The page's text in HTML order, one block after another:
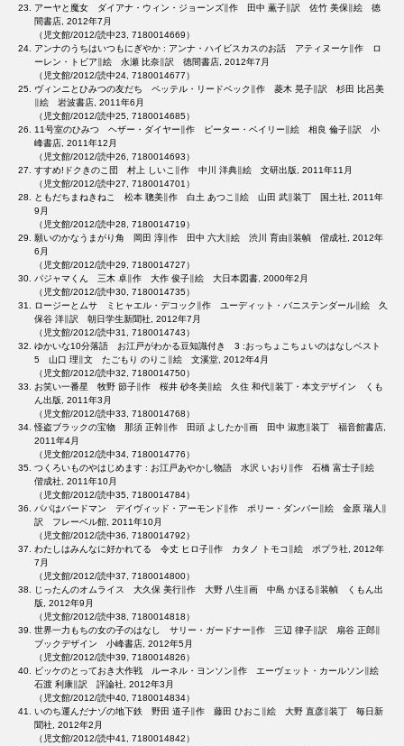
アーヤと魔女 ダイアナ・ウィン・ジョーンズ∥作 田中 薫子∥訳 佐竹 美保∥絵 徳
間書店, 2012年7月
（児文館/2012/読中23, 7180014669）
アンナのうちはいつもにぎやか : アンナ・ハイビスカスのお話 アティヌーケ∥作 ロ
ーレン・トビア∥絵 永瀬 比奈∥訳 徳間書店, 2012年7月
（児文館/2012/読中24, 7180014677）
ヴィンニとひみつの友だち ペッテル・リードベック∥作 菱木 晃子∥訳 杉田 比呂美
∥絵 岩波書店, 2011年6月
（児文館/2012/読中25, 7180014685）
11号室のひみつ ヘザー・ダイヤー∥作 ピーター・ベイリー∥絵 相良 倫子∥訳 小
峰書店, 2011年12月
（児文館/2012/読中26, 7180014693）
すすめ!ドクきのこ団 村上 しいこ∥作 中川 洋典∥絵 文研出版, 2011年11月
（児文館/2012/読中27, 7180014701）
ともだちまねきねこ 松本 聰美∥作 白土 あつこ∥絵 山田 武∥装丁 国土社, 2011年
9月
（児文館/2012/読中28, 7180014719）
願いのかなうまがり角 岡田 淳∥作 田中 六大∥絵 渋川 育由∥装幀 偕成社, 2012年
6月
（児文館/2012/読中29, 7180014727）
パジャマくん 三木 卓∥作 大作 俊子∥絵 大日本図書, 2000年2月
（児文館/2012/読中30, 7180014735）
ロージーとムサ ミヒャエル・デコック∥作 ユーディット・バニステンダール∥絵 久
保谷 洋∥訳 朝日学生新聞社, 2012年7月
（児文館/2012/読中31, 7180014743）
ゆかいな10分落語 お江戸がわかる豆知識付き 3 :おっちょこちょいのはなしベスト
5 山口 理∥文 たごもり のりこ∥絵 文溪堂, 2012年4月
（児文館/2012/読中32, 7180014750）
お笑い一番星 牧野 節子∥作 桜井 砂冬美∥絵 久住 和代∥装丁・本文デザイン くも
ん出版, 2011年3月
（児文館/2012/読中33, 7180014768）
怪盗ブラックの宝物 那須 正幹∥作 田頭 よしたか∥画 田中 淑恵∥装丁 福音館書店,
2011年4月
（児文館/2012/読中34, 7180014776）
つくろいものやはじめます : お江戸あやかし物語 水沢 いおり∥作 石橋 富士子∥絵
偕成社, 2011年10月
（児文館/2012/読中35, 7180014784）
パパはバードマン デイヴィッド・アーモンド∥作 ポリー・ダンバー∥絵 金原 瑞人∥
訳 フレーベル館, 2011年10月
（児文館/2012/読中36, 7180014792）
わたしはみんなに好かれてる 令丈 ヒロ子∥作 カタノ トモコ∥絵 ポプラ社, 2012年
7月
（児文館/2012/読中37, 7180014800）
じったんのオムライス 大久保 美行∥作 大野 八生∥画 中島 かほる∥装幀 くもん出
版, 2012年9月
（児文館/2012/読中38, 7180014818）
世界一力もちの女の子のはなし サリー・ガードナー∥作 三辺 律子∥訳 扇谷 正郎∥
ブックデザイン 小峰書店, 2012年5月
（児文館/2012/読中39, 7180014826）
ビッケのとっておき大作戦 ルーネル・ヨンソン∥作 エーヴェット・カールソン∥絵
石渡 利康∥訳 評論社, 2012年3月
（児文館/2012/読中40, 7180014834）
いのち運んだナゾの地下鉄 野田 道子∥作 藤田 ひおこ∥絵 大野 直彦∥装丁 毎日新
聞社, 2012年2月
（児文館/2012/読中41, 7180014842）